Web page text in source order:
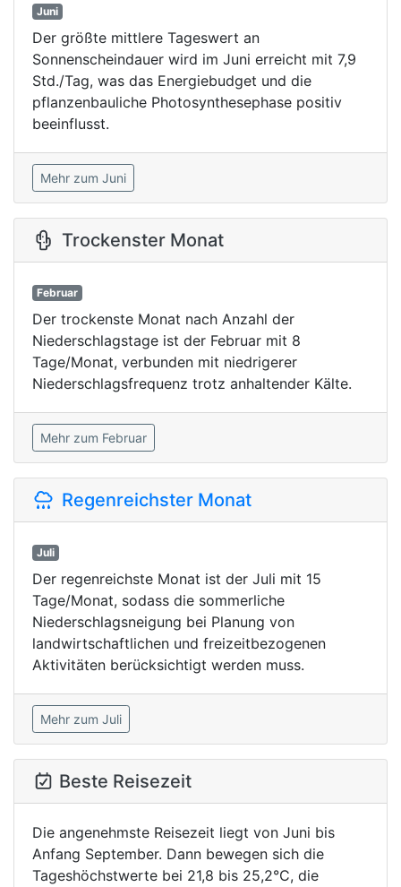
Juni
Der größte mittlere Tageswert an
Sonnenscheindauer wird im Juni erreicht mit 7,9
Std./Tag, was das Energiebudget und die
pflanzenbauliche Photosynthesephase positiv
beeinflusst.
Mehr zum Juni
Trockenster Monat
Februar
Der trockenste Monat nach Anzahl der
Niederschlagstage ist der Februar mit 8
Tage/Monat, verbunden mit niedrigerer
Niederschlagsfrequenz trotz anhaltender Kälte.
Mehr zum Februar
Regenreichster Monat
Juli
Der regenreichste Monat ist der Juli mit 15
Tage/Monat, sodass die sommerliche
Niederschlagsneigung bei Planung von
landwirtschaftlichen und freizeitbezogenen
Aktivitäten berücksichtigt werden muss.
Mehr zum Juli
Beste Reisezeit
Die angenehmste Reisezeit liegt von Juni bis
Anfang September. Dann bewegen sich die
Tageshöchstwerte bei 21,8 bis 25,2°C, die